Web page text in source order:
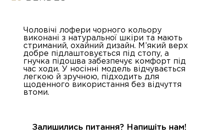
Чоловічі лофери чорного кольору
виконані з натуральної шкіри та мають
стриманий, охайний дизайн. М’який верх
добре підлаштовується під стопу, а
гнучка підошва забезпечує комфорт під
час ходи. У носінні модель відчувається
легкою й зручною, підходить для
щоденного використання без відчуття
втоми.
Залишились питання? Напишіть нам!